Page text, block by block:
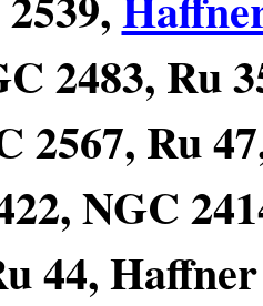
2483, Ru
2567, Ru
NGC
44,